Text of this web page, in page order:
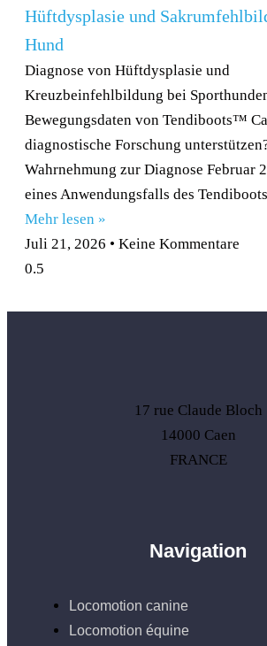
Hüftdysplasie und
Hund
Diagnose von Hüftdysplasie und
Kreuzbeinfehlbildung bei
Bewegungsdaten von Tendiboots™
diagnostische Forschung
Wahrnehmung zur Diagnose Februar
eines Anwendungsfalls des
Mehr lesen »
Juli 21, 2026
Keine Kommentare
17 rue Claude Bloch
14000 Caen
FRANCE
Navigation
Locomotion canine
Locomotion équine